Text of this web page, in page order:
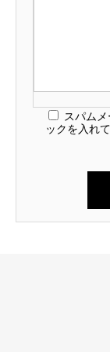
スパム
ックを入れ